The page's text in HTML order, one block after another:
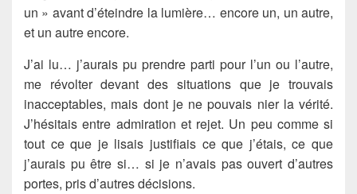
un » avant d’éteindre la lumière… encore un, un autre,
et un autre encore.
J’ai lu… j’aurais pu prendre parti pour l’un ou l’autre,
me révolter devant des situations que je trouvais
inacceptables, mais dont je ne pouvais nier la vérité.
J’hésitais entre admiration et rejet. Un peu comme si
tout ce que je lisais justifiais ce que j’étais, ce que
j’aurais pu être si… si je n’avais pas ouvert d’autres
portes, pris d’autres décisions.